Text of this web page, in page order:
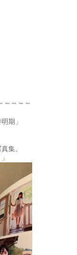
～～～～
期」
集。